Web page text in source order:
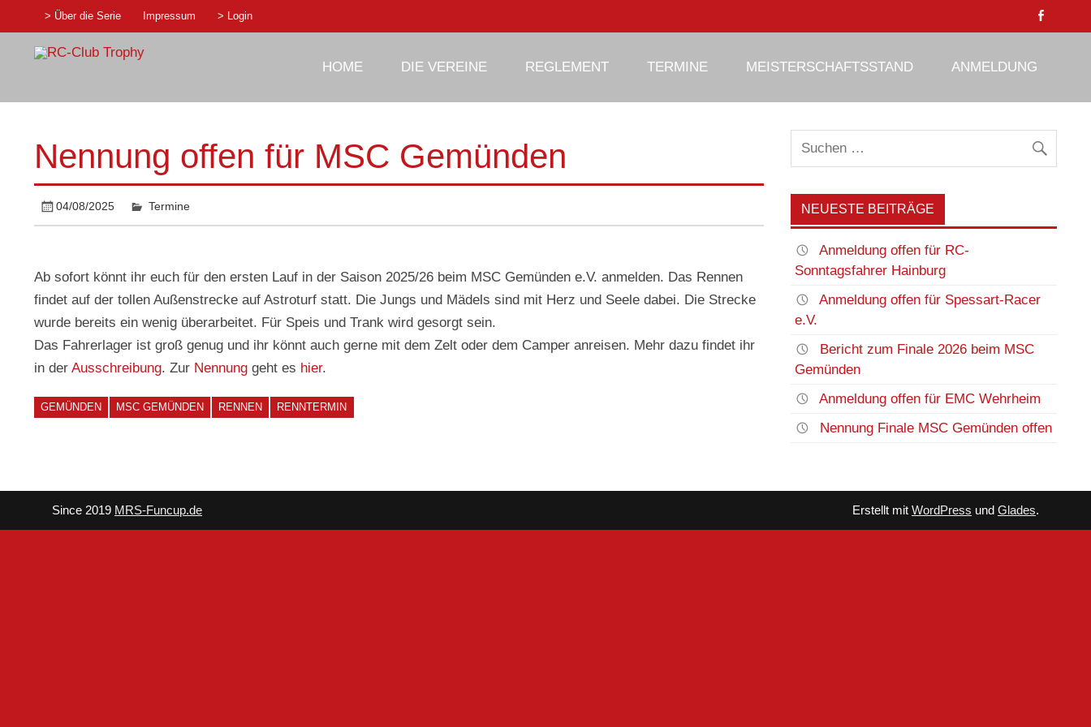
content
> Über die Serie Impressum > Login
RC-Club Trophy
HOME DIE VEREINE REGLEMENT TERMINE MEISTERSCHAFTSSTAND ANMELDUNG
Nennung offen für MSC Gemünden
04/08/2025 Termine
Ab sofort könnt ihr euch für den ersten Lauf in der Saison 2025/26 beim MSC Gemünden e.V. anmelden. Das Rennen
findet auf der tollen Außenstrecke auf Astroturf statt. Die Jungs und Mädels sind mit Herz und Seele dabei. Die Strecke
wurde bereits ein wenig überarbeitet. Für Speis und Trank wird gesorgt sein.
Das Fahrerlager ist groß genug und ihr könnt auch gerne mit dem Zelt oder dem Camper anreisen. Mehr dazu findet ihr
in der Ausschreibung. Zur Nennung geht es hier.
GEMÜNDEN MSC GEMÜNDEN RENNEN RENNTERMIN
NEUESTE BEITRÄGE
Anmeldung offen für RC-
Sonntagsfahrer Hainburg
Anmeldung offen für Spessart-Racer
e.V.
Bericht zum Finale 2026 beim MSC
Gemünden
Anmeldung offen für EMC Wehrheim
Nennung Finale MSC Gemünden offen
Since 2019 MRS-Funcup.de Erstellt mit WordPress und Glades.